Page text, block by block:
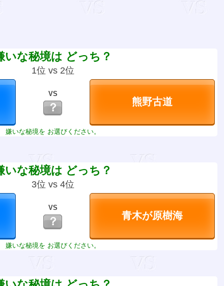
いな秘境は どっち？
1位 vs 2位
VS
？
嫌いな秘境を お選びください。
いな秘境は どっち？
3位 vs 4位
VS
？
嫌いな秘境を お選びください。